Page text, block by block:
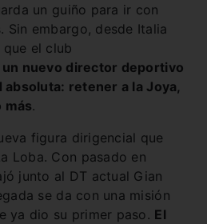
un guiño para ir con
embargo, desde Italia
el club
nuevo director deportivo
retener a la Joya,
más.
figura dirigencial que
Loba. Con pasado en
junto al DT actual Gian
se da con una misión
ya dio su primer paso. El